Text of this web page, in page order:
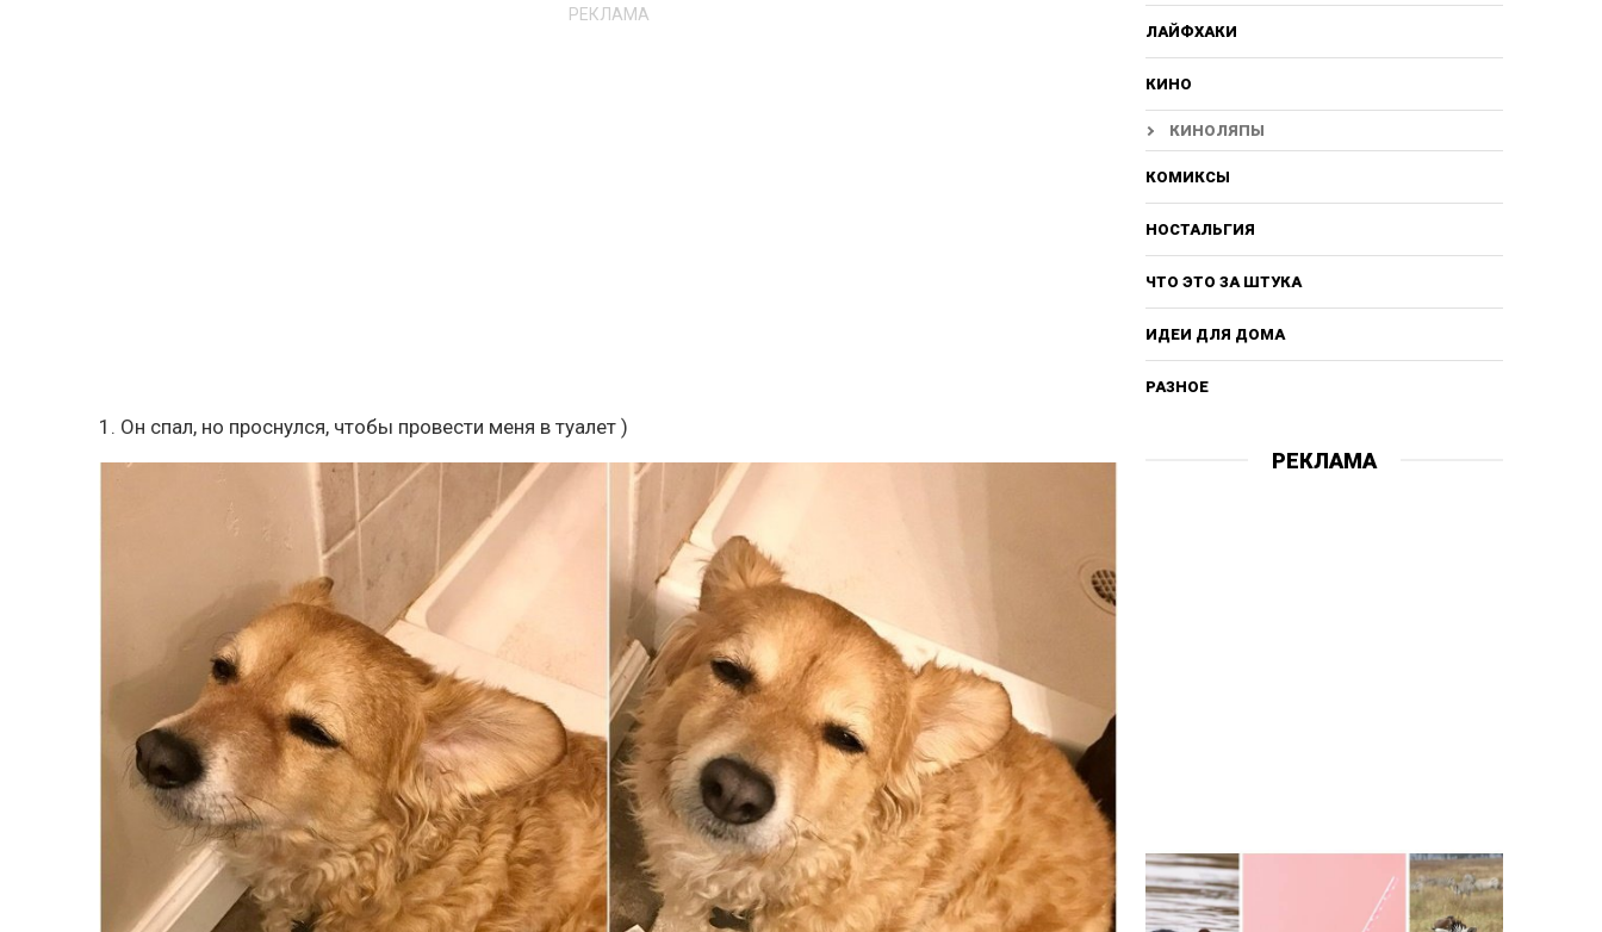
РЕКЛАМА
1. Он спал, но проснулся, чтобы провести меня в туалет )
ЛАЙФХАКИ
КИНО
КИНОЛЯПЫ
КОМИКСЫ
НОСТАЛЬГИЯ
ЧТО ЭТО ЗА ШТУКА
ИДЕИ ДЛЯ ДОМА
РАЗНОЕ
РЕКЛАМА